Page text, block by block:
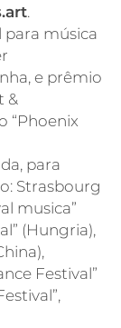
.
para música
e prêmio
&
“Phoenix
para
Strasbourg
musica”
(Hungria),
Festival”